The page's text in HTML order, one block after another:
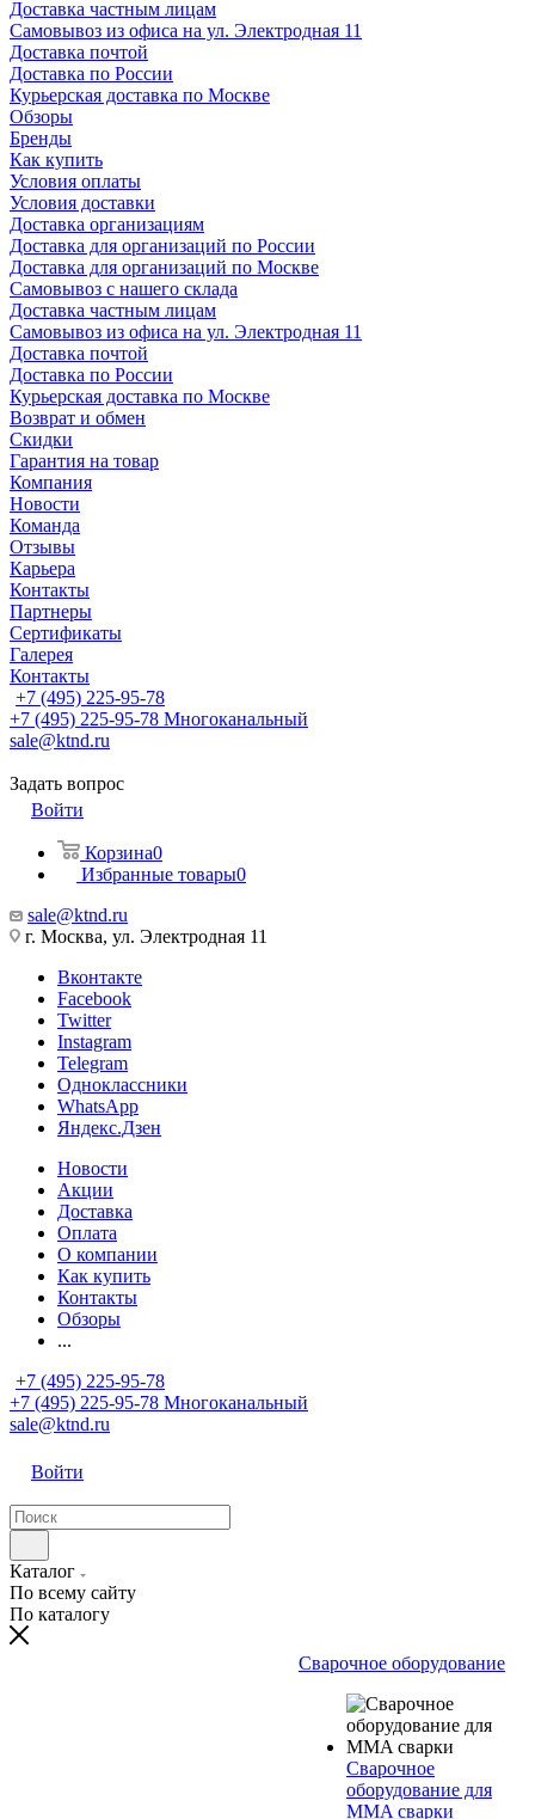
Доставка частным лицам
Самовывоз из офиса на ул. Электродная 11
Доставка почтой
Доставка по России
Курьерская доставка по Москве
Обзоры
Бренды
Как купить
Условия оплаты
Условия доставки
Доставка организациям
Доставка для организаций по России
Доставка для организаций по Москве
Самовывоз с нашего склада
Доставка частным лицам
Самовывоз из офиса на ул. Электродная 11
Доставка почтой
Доставка по России
Курьерская доставка по Москве
Возврат и обмен
Скидки
Гарантия на товар
Компания
Новости
Команда
Отзывы
Карьера
Контакты
Партнеры
Сертификаты
Галерея
Контакты
+7 (495) 225-95-78
+7 (495) 225-95-78 Многоканальный
sale@ktnd.ru
Задать вопрос
Войти
Корзина0
Избранные товары0
sale@ktnd.ru
г. Москва, ул. Электродная 11
Вконтакте
Facebook
Twitter
Instagram
Telegram
Одноклассники
WhatsApp
Яндекс.Дзен
Новости
Акции
Доставка
Оплата
О компании
Как купить
Контакты
Обзоры
...
+7 (495) 225-95-78
+7 (495) 225-95-78 Многоканальный
sale@ktnd.ru
Войти
Каталог
По всему сайту
По каталогу
Сварочное оборудование
Сварочное
оборудование для
MMA сварки